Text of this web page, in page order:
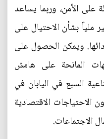
على الأمن، وربما يساعد
ملياً بشأن الاحتيال على
ويمكن الحصول على
المانحة على هامش
السبع في اليابان في
الاحتياجات الاقتصادية
الاجتماعات.